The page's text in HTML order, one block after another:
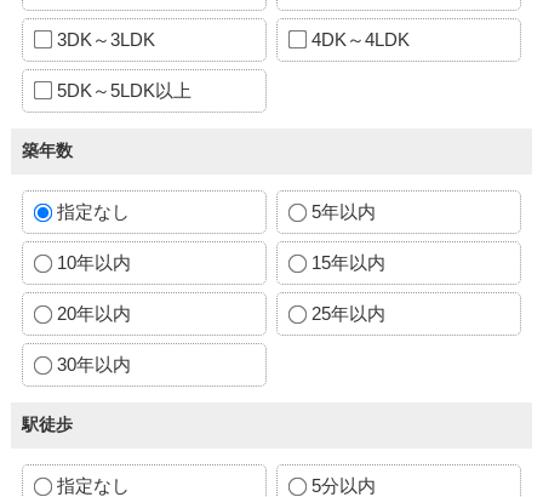
3DK～3LDK 4DK～4LDK
5DK～5LDK以上
築年数
指定なし 5年以内
10年以内 15年以内
20年以内 25年以内
30年以内
駅徒歩
指定なし 5分以内